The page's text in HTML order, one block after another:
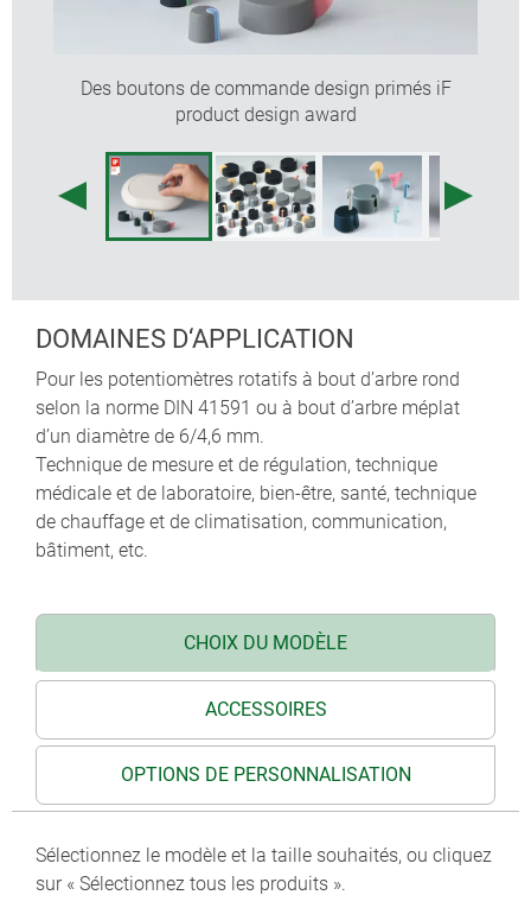
mm
DÉCLARATION DU CONCEPTEUR
KNOBS est le résultat d'une idée inédite : les repères
colorés cachent la vis de fixation latérale sur l'axe.
Outre le design attrayant, un niveau de sécurité
prouvent que leur design unique est très demandé. Et
vous, quand allez-vous hisser le drapeau ? »
Des boutons de commande design primés iF
product design award
DOMAINES D‘APPLICATION
Pour les potentiomètres rotatifs à bout d’arbre rond
selon la norme DIN 41591 ou à bout d’arbre méplat
d’un diamètre de 6/4,6 mm.
Technique de mesure et de régulation, technique
médicale et de laboratoire, bien-être, santé, technique
de chauffage et de climatisation, communication,
bâtiment, etc.
CHOIX DU MODÈLE
ACCESSOIRES
OPTIONS DE PERSONNALISATION
Sélectionnez le modèle et la taille souhaités, ou cliquez
sur « Sélectionnez tous les produits ».